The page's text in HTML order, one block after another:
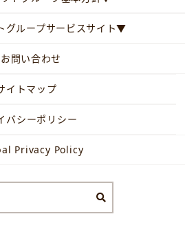
グループサービスサイト▼
お問い合わせ
イトマップ
バシーポリシー
Privacy Policy